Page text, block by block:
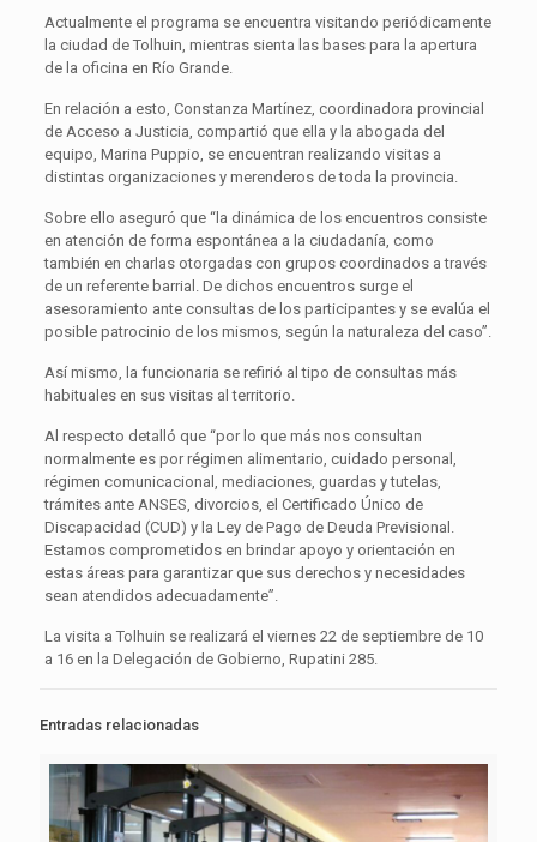
Actualmente el programa se encuentra visitando periódicamente
la ciudad de Tolhuin, mientras sienta las bases para la apertura
de la oficina en Río Grande.
En relación a esto, Constanza Martínez, coordinadora provincial
de Acceso a Justicia, compartió que ella y la abogada del
equipo, Marina Puppio, se encuentran realizando visitas a
distintas organizaciones y merenderos de toda la provincia.
Sobre ello aseguró que “la dinámica de los encuentros consiste
en atención de forma espontánea a la ciudadanía, como
también en charlas otorgadas con grupos coordinados a través
de un referente barrial. De dichos encuentros surge el
asesoramiento ante consultas de los participantes y se evalúa el
posible patrocinio de los mismos, según la naturaleza del caso”.
Así mismo, la funcionaria se refirió al tipo de consultas más
habituales en sus visitas al territorio.
Al respecto detalló que “por lo que más nos consultan
normalmente es por régimen alimentario, cuidado personal,
régimen comunicacional, mediaciones, guardas y tutelas,
trámites ante ANSES, divorcios, el Certificado Único de
Discapacidad (CUD) y la Ley de Pago de Deuda Previsional.
Estamos comprometidos en brindar apoyo y orientación en
estas áreas para garantizar que sus derechos y necesidades
sean atendidos adecuadamente”.
La visita a Tolhuin se realizará el viernes 22 de septiembre de 10
a 16 en la Delegación de Gobierno, Rupatini 285.
Entradas relacionadas